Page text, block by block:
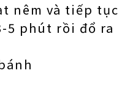
nêm và tiếp tục
5 phút rồi đổ ra